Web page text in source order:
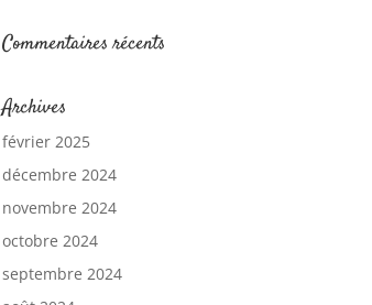
Commentaires récents
Archives
février 2025
décembre 2024
novembre 2024
octobre 2024
septembre 2024